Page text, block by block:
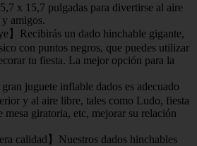
x 15,7 pulgadas para divertirse al aire
amigos.
】Recibirás un dado hinchable gigante,
con puntos negros, que puedes utilizar
tu fiesta. La mejor opción para la
juguete inflable dados es adecuado
y al aire libre, tales como Ludo, fiesta
mesa giratoria, etc, mejorar su relación
calidad】Nuestros dados hinchables